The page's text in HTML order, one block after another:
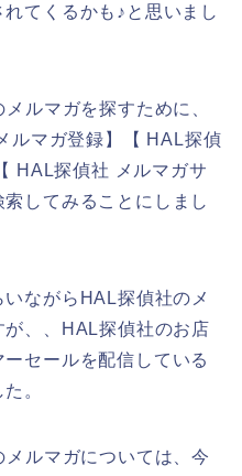
てくるかも♪と思いまし
ルマガを探すために、
ルマガ登録】【 HAL探偵
HAL探偵社 メルマガサ
してみることにしまし
ながらHAL探偵社のメ
、、HAL探偵社のお店
セールを配信している
。
ルマガについては、今